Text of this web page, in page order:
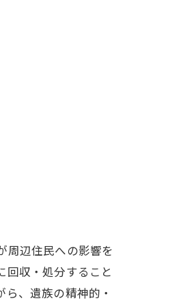
周辺住民への影響を
回収・処分すること
、遺族の精神的・